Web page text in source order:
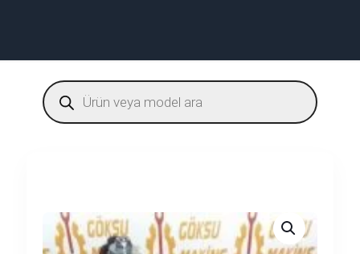
Products
search